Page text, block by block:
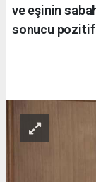
ve eşinin
sonucu pozitif